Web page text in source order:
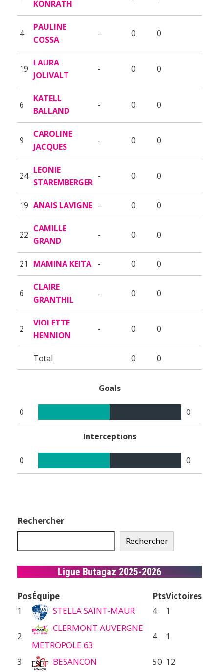
KONRATH
4
PAULINE
COSSA
- 0 0
19
LAURA
JOLIVALT
- 0 0
6
KATELL
BALLAND
- 0 0
9
CAROLINE
JACQUES
- 0 0
24
LEONIE
STAREMBERGER
- 0 0
19 ANAIS LAVIGNE - 0 0
22
CAMILLE
GRAND
- 0 0
21 MAMINA KEITA - 0 0
6
CLAIRE
GRANTHIL
- 0 0
2
VIOLETTE
HENNION
- 0 0
Total 0 0
Goals
0 0
Interceptions
0 0
Rechercher
Rechercher
Ligue Butagaz 2025-2026
PosÉquipe PtsVictoires
1
STELLA SAINT-MAUR 4 1
2
CLERMONT AUVERGNE
METROPOLE 63
4 1
3 BESANCON 50 12